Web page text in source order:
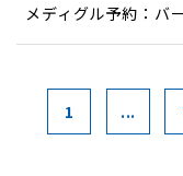
メディグル予約：バ
1 ...